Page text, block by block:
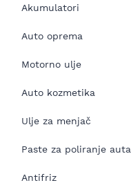
Akumulatori
Auto oprema
Motorno ulje
Auto kozmetika
Ulje za menjač
Paste za poliranje auta
Antifriz